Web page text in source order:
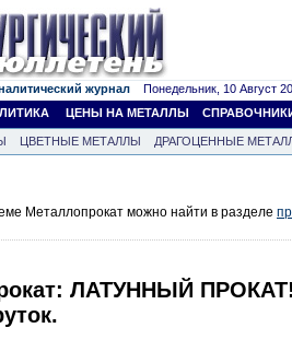
журнал Понедельник, 10 Август
ЦЕНЫ НА МЕТАЛЛЫ
ЦВЕТНЫЕ МЕТАЛЛЫ
ДРАГОЦЕННЫЕ
Металлопрокат можно найти в разделе
ЛАТУННЫЙ